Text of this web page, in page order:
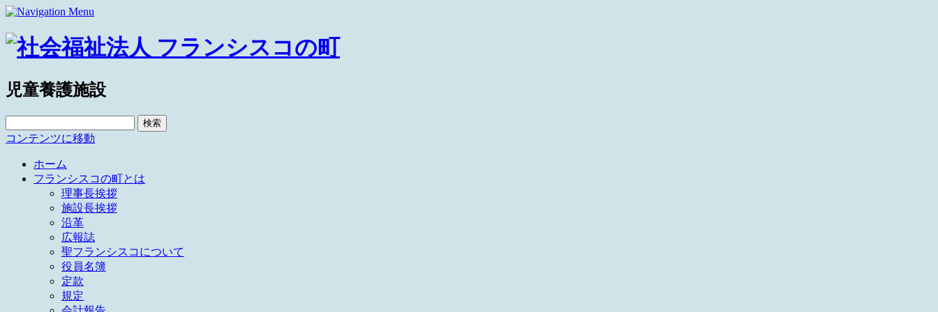
児童養護施設
索:
コンテンツに移動
ホーム
フランシスコの町とは
理事長挨拶
施設長挨拶
沿革
広報誌
聖フランシスコについて
役員名簿
定款
規定